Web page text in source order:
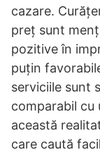
cazare.
preț sunt
pozitive în
puțin
serviciile sunt
comparabil cu
această
care caută